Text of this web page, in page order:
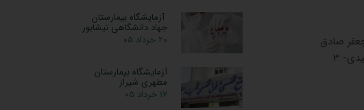
امام جعفر صادق
_ساختمان پزشکان _مهر طبقه همکف 2 03532321757 خیابان امام خمینی- سه راه سعیدی- 3
آزمایشگاه بیمارستان
جهاد دانشگاهی نیشابور
۲۰ خرداد ۰۵
آزمایشگاه بیمارستان
مطهری شیراز
۱۷ خرداد ۰۵